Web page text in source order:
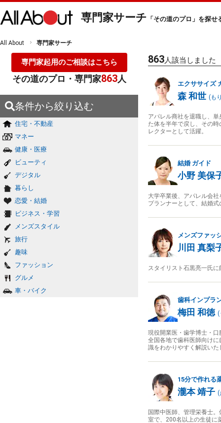
専門家サーチ 「その道のプロ」を探せ
All About 専門家サーチ
専門家起用のご相談はこちら
その道のプロ・専門家863人
条件から絞り込む
住宅・不動産
マネー
健康・医療
ビューティ
デジタル
暮らし
恋愛・結婚
ビジネス・学習
メンズスタイル
旅行
趣味
ファッション
グルメ
車・バイク
863人該当しました
エクササイズ
森 和世 (も
アパレル商社を退職し、
た体を半年で戻し、その
レクターとして活躍。
結婚 ガイド
小野 美保
大学卒業後、アパレル会
プランナーとして、結婚
メンズファッ
川田 真梨
スタイリスト石黒亮一氏
歯科インプラ
梅田 和徳 (
現役開業医・歯学博士・
全国各地で歯科医師向け
識をわかりやすく解説いた
15分で作れる
瀧本 靖子 (
国際中医師、管理栄養士
室で、200名以上の生徒に